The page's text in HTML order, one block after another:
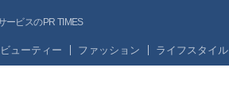
ービスのPR TIMES
ビューティー ファッション ライフスタイル